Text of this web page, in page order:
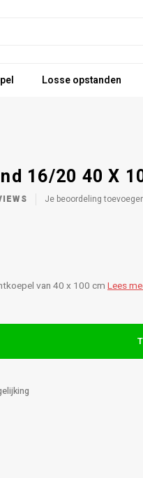
Losse opstanden
16/20 40 X
Je beoordeling
van 40 x 100 cm Lees